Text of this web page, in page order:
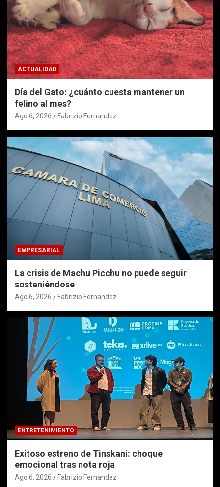
ACTUALIDAD
Día del Gato: ¿cuánto cuesta mantener un
felino al mes?
Ago 6, 2026 Fabrizio Fernandez
EMPRESARIAL
La crisis de Machu Picchu no puede seguir
sosteniéndose
Ago 6, 2026 Fabrizio Fernandez
ENTRETENIMIENTO
Exitoso estreno de Tinskani: choque
emocional tras nota roja
Ago 6, 2026 Fabrizio Fernandez